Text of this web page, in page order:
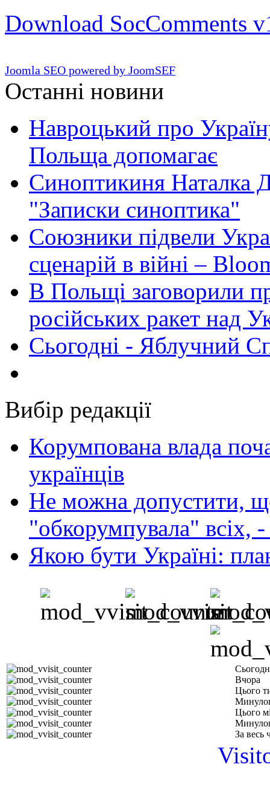
Download SocComments
Joomla SEO powered by JoomSEF
Останні новини
Навроцький про
Польща допомагає
Синоптикиня Наталка
"Записки синоптика"
Союзники підвели
сценарій в війні –
В Польщі заговорили
російських ракет над
Сьогодні - Яблучний
Вибір редакції
Корумпована влада
українців
Не можна допустити,
"обкорумпувала" всіх,
Якою бути Україні:
Вчора
Цього
Цього
За весь